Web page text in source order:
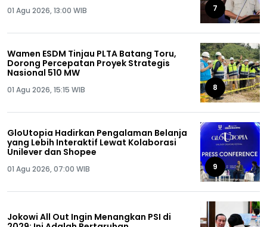
01 Agu 2026, 13:00 WIB 7
Wamen ESDM Tinjau PLTA Batang Toru,
Dorong Percepatan Proyek Strategis
Nasional 510 MW
01 Agu 2026, 15:15 WIB 8
GloUtopia Hadirkan Pengalaman Belanja
yang Lebih Interaktif Lewat Kolaborasi
Unilever dan Shopee
01 Agu 2026, 07:00 WIB 9
Jokowi All Out Ingin Menangkan PSI di